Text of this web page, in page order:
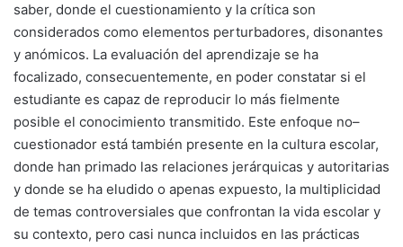
saber, donde el cuestionamiento y la crítica son
considerados como elementos perturbadores, disonantes
y anómicos. La evaluación del aprendizaje se ha
focalizado, consecuentemente, en poder constatar si el
estudiante es capaz de reproducir lo más fielmente
posible el conocimiento transmitido. Este enfoque no–
cuestionador está también presente en la cultura escolar,
donde han primado las relaciones jerárquicas y autoritarias
y donde se ha eludido o apenas expuesto, la multiplicidad
de temas controversiales que confrontan la vida escolar y
su contexto, pero casi nunca incluidos en las prácticas